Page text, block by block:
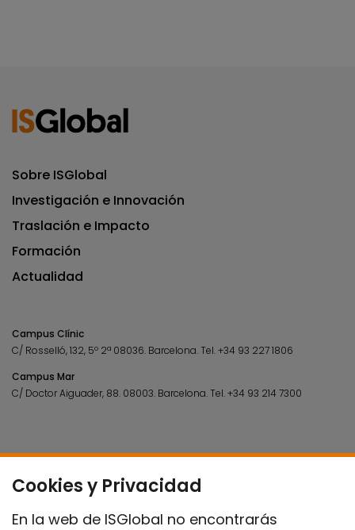
Cookies y Privacidad
En la web de ISGlobal no encontrarás
Sobre ISGlobal
Investigación e Innovación
Traslación e Impacto
Formación
Actualidad
Campus Clínic
C/ Rosselló, 132, 5º 2ª 08036. Barcelona.Tel.+34 93 227 1806
Campus Mar
C/ Doctor Aiguader, 88. 08003. Barcelona.Tel.+34 93 214 7300